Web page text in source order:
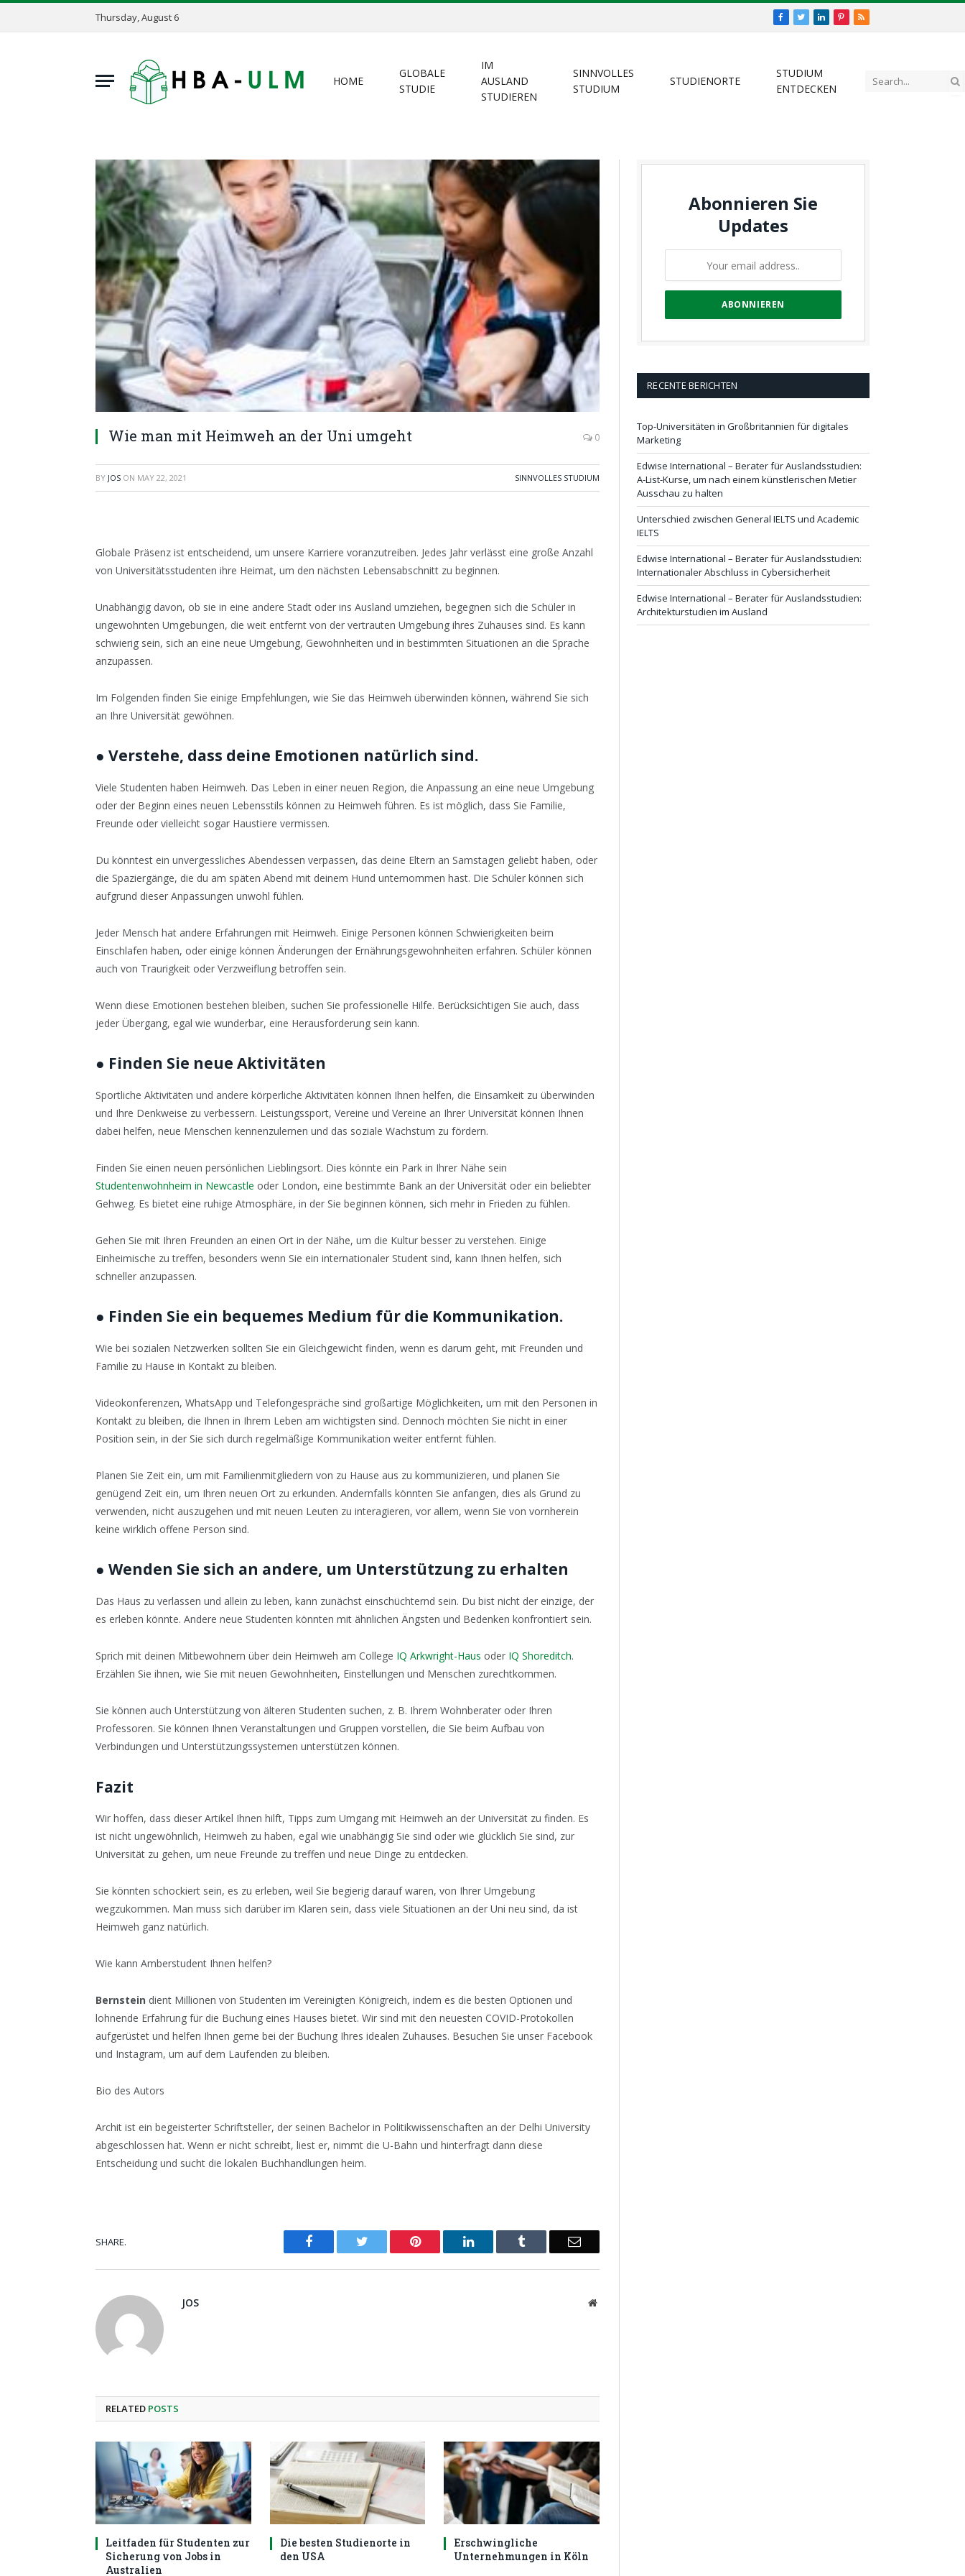
Thursday, August 6 Facebook
TwitterLinkedInPinterest
RSS
HOME
GLOBALE
STUDIE
IM
AUSLAND
STUDIEREN
SINNVOLLES
STUDIUM
STUDIENORTE
STUDIUM
ENTDECKEN
Wie man mit Heimweh an der Uni umgeht 0
BY JOS ON MAY 22, 2021 SINNVOLLES STUDIUM
Globale Präsenz ist entscheidend, um unsere Karriere voranzutreiben. Jedes Jahr verlässt eine große Anzahl
von Universitätsstudenten ihre Heimat, um den nächsten Lebensabschnitt zu beginnen.
Unabhängig davon, ob sie in eine andere Stadt oder ins Ausland umziehen, begegnen sich die Schüler in
ungewohnten Umgebungen, die weit entfernt von der vertrauten Umgebung ihres Zuhauses sind. Es kann
schwierig sein, sich an eine neue Umgebung, Gewohnheiten und in bestimmten Situationen an die Sprache
anzupassen.
Im Folgenden finden Sie einige Empfehlungen, wie Sie das Heimweh überwinden können, während Sie sich
an Ihre Universität gewöhnen.
● Verstehe, dass deine Emotionen natürlich sind.
Viele Studenten haben Heimweh. Das Leben in einer neuen Region, die Anpassung an eine neue Umgebung
oder der Beginn eines neuen Lebensstils können zu Heimweh führen. Es ist möglich, dass Sie Familie,
Freunde oder vielleicht sogar Haustiere vermissen.
Du könntest ein unvergessliches Abendessen verpassen, das deine Eltern an Samstagen geliebt haben, oder
die Spaziergänge, die du am späten Abend mit deinem Hund unternommen hast. Die Schüler können sich
aufgrund dieser Anpassungen unwohl fühlen.
Jeder Mensch hat andere Erfahrungen mit Heimweh. Einige Personen können Schwierigkeiten beim
Einschlafen haben, oder einige können Änderungen der Ernährungsgewohnheiten erfahren. Schüler können
auch von Traurigkeit oder Verzweiflung betroffen sein.
Wenn diese Emotionen bestehen bleiben, suchen Sie professionelle Hilfe. Berücksichtigen Sie auch, dass
jeder Übergang, egal wie wunderbar, eine Herausforderung sein kann.
● Finden Sie neue Aktivitäten
Sportliche Aktivitäten und andere körperliche Aktivitäten können Ihnen helfen, die Einsamkeit zu überwinden
und Ihre Denkweise zu verbessern. Leistungssport, Vereine und Vereine an Ihrer Universität können Ihnen
dabei helfen, neue Menschen kennenzulernen und das soziale Wachstum zu fördern.
Finden Sie einen neuen persönlichen Lieblingsort. Dies könnte ein Park in Ihrer Nähe sein
Studentenwohnheim in Newcastle oder London, eine bestimmte Bank an der Universität oder ein beliebter
Gehweg. Es bietet eine ruhige Atmosphäre, in der Sie beginnen können, sich mehr in Frieden zu fühlen.
Gehen Sie mit Ihren Freunden an einen Ort in der Nähe, um die Kultur besser zu verstehen. Einige
Einheimische zu treffen, besonders wenn Sie ein internationaler Student sind, kann Ihnen helfen, sich
schneller anzupassen.
● Finden Sie ein bequemes Medium für die Kommunikation.
Wie bei sozialen Netzwerken sollten Sie ein Gleichgewicht finden, wenn es darum geht, mit Freunden und
Familie zu Hause in Kontakt zu bleiben.
Videokonferenzen, WhatsApp und Telefongespräche sind großartige Möglichkeiten, um mit den Personen in
Kontakt zu bleiben, die Ihnen in Ihrem Leben am wichtigsten sind. Dennoch möchten Sie nicht in einer
Position sein, in der Sie sich durch regelmäßige Kommunikation weiter entfernt fühlen.
Planen Sie Zeit ein, um mit Familienmitgliedern von zu Hause aus zu kommunizieren, und planen Sie
genügend Zeit ein, um Ihren neuen Ort zu erkunden. Andernfalls könnten Sie anfangen, dies als Grund zu
verwenden, nicht auszugehen und mit neuen Leuten zu interagieren, vor allem, wenn Sie von vornherein
keine wirklich offene Person sind.
● Wenden Sie sich an andere, um Unterstützung zu erhalten
Das Haus zu verlassen und allein zu leben, kann zunächst einschüchternd sein. Du bist nicht der einzige, der
es erleben könnte. Andere neue Studenten könnten mit ähnlichen Ängsten und Bedenken konfrontiert sein.
Sprich mit deinen Mitbewohnern über dein Heimweh am College IQ Arkwright-Haus oder IQ Shoreditch.
Erzählen Sie ihnen, wie Sie mit neuen Gewohnheiten, Einstellungen und Menschen zurechtkommen.
Sie können auch Unterstützung von älteren Studenten suchen, z. B. Ihrem Wohnberater oder Ihren
Professoren. Sie können Ihnen Veranstaltungen und Gruppen vorstellen, die Sie beim Aufbau von
Verbindungen und Unterstützungssystemen unterstützen können.
Fazit
Wir hoffen, dass dieser Artikel Ihnen hilft, Tipps zum Umgang mit Heimweh an der Universität zu finden. Es
ist nicht ungewöhnlich, Heimweh zu haben, egal wie unabhängig Sie sind oder wie glücklich Sie sind, zur
Universität zu gehen, um neue Freunde zu treffen und neue Dinge zu entdecken.
Sie könnten schockiert sein, es zu erleben, weil Sie begierig darauf waren, von Ihrer Umgebung
wegzukommen. Man muss sich darüber im Klaren sein, dass viele Situationen an der Uni neu sind, da ist
Heimweh ganz natürlich.
Wie kann Amberstudent Ihnen helfen?
Bernstein dient Millionen von Studenten im Vereinigten Königreich, indem es die besten Optionen und
lohnende Erfahrung für die Buchung eines Hauses bietet. Wir sind mit den neuesten COVID-Protokollen
aufgerüstet und helfen Ihnen gerne bei der Buchung Ihres idealen Zuhauses. Besuchen Sie unser Facebook
und Instagram, um auf dem Laufenden zu bleiben.
Bio des Autors
Archit ist ein begeisterter Schriftsteller, der seinen Bachelor in Politikwissenschaften an der Delhi University
abgeschlossen hat. Wenn er nicht schreibt, liest er, nimmt die U-Bahn und hinterfragt dann diese
Entscheidung und sucht die lokalen Buchhandlungen heim.
SHARE. Facebook Twitter Pinterest LinkedIn Tumblr Email
JOS Website
RELATED POSTS
Leitfaden für Studenten zur
Sicherung von Jobs in
Australien
Die besten Studienorte in
den USA
Erschwingliche
Unternehmungen in Köln
Abonnieren Sie
Updates
RECENTE BERICHTEN
Top-Universitäten in Großbritannien für digitales
Marketing
Edwise International – Berater für Auslandsstudien:
A-List-Kurse, um nach einem künstlerischen Metier
Ausschau zu halten
Unterschied zwischen General IELTS und Academic
IELTS
Edwise International – Berater für Auslandsstudien:
Internationaler Abschluss in Cybersicherheit
Edwise International – Berater für Auslandsstudien:
Architekturstudien im Ausland